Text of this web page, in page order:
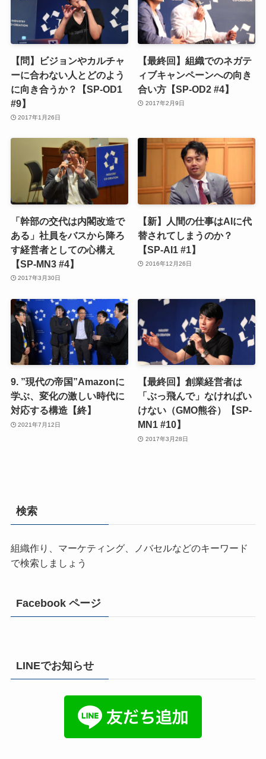
【問】ビジョンやカルチャ
ーに合わない人とどのよう
に向き合うか？【SP-OD1
#9】
2017年1月26日
【最終回】組織でのネガテ
ィブキャンペーンへの向き
合い方【SP-OD2 #4】
2017年2月9日
「幹部の交代は内閣改造で
ある」社員をバスから降ろ
す経営者としての心構え
【SP-MN3 #4】
2017年3月30日
【新】人間の仕事はAIに代
替されてしまうのか？
【SP-AI1 #1】
2016年12月26日
9. ”現代の帝国”Amazonに
学ぶ、変化の激しい時代に
対応する構造【終】
2021年7月12日
【最終回】創業経営者は
「ぶっ飛んで」なければい
けない（GMO熊谷）【SP-
MN1 #10】
2017年3月28日
検索
組織作り、マーケティング、ノバセルなどのキーワード
で検索しましょう
Facebook ページ
LINEでお知らせ